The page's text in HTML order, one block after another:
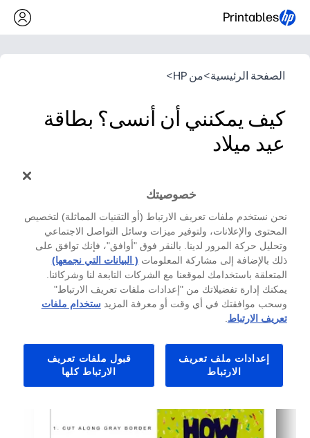
Printables
الصفحة الرئيسية>من HP >
كيف يمكنني أن أنسى؟ بطاقة
عيد ميلاد
«كيف يمكنني أن أنسى؟» بطاقة عيد ميلاد (من She Is This)
خصوصيتك
نحن نستخدم ملفات تعريف الارتباط (أو التقنيات المماثلة) لتخصيص
المحتوى والإعلانات، ولتوفير ميزات وسائل التواصل الاجتماعي
وتحليل حركة المرور لدينا. بالنقر فوق "أوافق"، فإنك توافق على
ذلك بالإضافة إلى مشاركة المعلومات ( البيانات التي نجمعها)
المتعلقة باستخدامك لموقعنا مع الشركات التابعة لنا وشركائنا.
يمكنك إدارة تفضيلاتك من "إعدادات ملفات تعريف الارتباط"
وسحب موافقتك في أي وقت أو معرفة المزيدستخدام ملفات
تعريف الارتباط.
إعدادات ملف تعريف
الارتباط
قبول ملفات تعريف
الارتباط كلها